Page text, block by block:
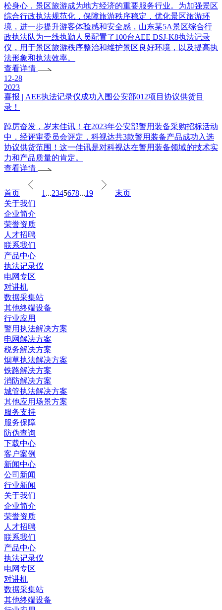
松身心，景区旅游成为地方经济的重要服务行业。为加强景区
综合行政执法规范化，保障旅游秩序稳定，优化景区旅游环
境，进一步提升游客体验感和安全感，山东某5A景区综合行
政执法队为一线执勤人员配置了100台AEE DSJ-K8执法记录
仪，用于景区旅游秩序整治和维护景区良好环境，以及提高执
法形象和执法效率。
查看详情
12-28
2023
喜报 | AEE执法记录仪成功入围公安部012项目协议供货目
录！
踔厉奋发，岁末佳讯！在2023年公安部警用装备采购招标活动
中，经评审委员会评定，科视达共3款警用装备产品成功入选
协议供货范围！这一佳讯是对科视达在警用装备领域的技术实
力和产品质量的肯定。
查看详情
首页 1 ...2345678...19
末页
关于我们
企业简介
荣誉资质
人才招聘
联系我们
产品中心
执法记录仪
电网专区
对讲机
数据采集站
其他终端设备
行业应用
警用执法解决方案
电网解决方案
税务解决方案
烟草执法解决方案
铁路解决方案
消防解决方案
城管执法解决方案
其他应用场景方案
服务支持
服务保障
防伪查询
下载中心
客户案例
新闻中心
公司新闻
行业新闻
关于我们
企业简介
荣誉资质
人才招聘
联系我们
产品中心
执法记录仪
电网专区
对讲机
数据采集站
其他终端设备